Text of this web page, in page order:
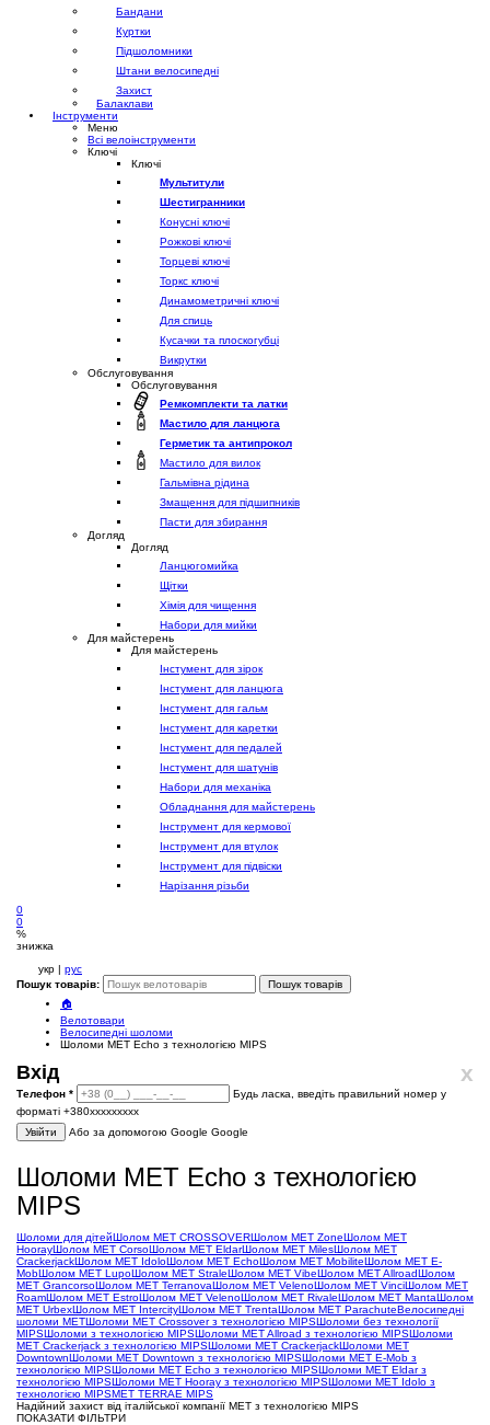
Бандани
Куртки
Підшоломники
Штани велосипедні
Захист
Балаклави
Інструменти
Меню
Всі велоінструменти
Ключі
Ключі
Мультитули
Шестигранники
Конусні ключі
Рожкові ключі
Торцеві ключі
Торкс ключі
Динамометричні ключі
Для спиць
Кусачки та плоскогубці
Викрутки
Обслуговування
Обслуговування
Ремкомплекти та латки
Мастило для ланцюга
Герметик та антипрокол
Мастило для вилок
Гальмівна рідина
Змащення для підшипників
Пасти для збирання
Догляд
Догляд
Ланцюгомийка
Щітки
Хімія для чищення
Набори для мийки
Для майстерень
Для майстерень
Інстумент для зірок
Інстумент для ланцюга
Інстумент для гальм
Інстумент для каретки
Інстумент для педалей
Інстумент для шатунів
Набори для механіка
Обладнання для майстерень
Інструмент для кермової
Інструмент для втулок
Інструмент для підвіски
Нарізання різьби
0
0
%
знижка
укр | рус
Пошук товарів:
Пошук товарів
🏠
Велотовари
Велосипедні шоломи
Шоломи MET Echo з технологією MIPS
x
Вхід
Телефон *
Будь ласка, введіть правильний номер у
форматі +380ххххххххх
Увійти
Або за допомогою Google Google
Шоломи MET Echo з технологією
MIPS
Шоломи для дітейШолом MET CROSSOVERШолом MET ZoneШолом MET
HoorayШолом MET CorsoШолом MET EldarШолом MET MilesШолом MET
CrackerjackШолом MET IdoloШолом MET EchoШолом MET MobiliteШолом MET E-
MobШолом MET LupoШолом MET StraleШолом MET VibeШолом MET AllroadШолом
MET GrancorsoШолом MET TerranovaШолом MET VelenoШолом MET VinciШолом MET
RoamШолом MET EstroШолом MET VelenoШолом MET RivaleШолом MET MantaШолом
MET UrbexШолом MET IntercityШолом MET TrentaШолом MET ParachuteВелосипедні
шоломи METШоломи MET Crossover з технологією MIPSШоломи без технології
MIPSШоломи з технологією MIPSШоломи MET Allroad з технологією MIPSШоломи
MET Crackerjack з технологією MIPSШоломи MET CrackerjackШоломи MET
DowntownШоломи MET Downtown з технологією MIPSШоломи MET E-Mob з
технологією MIPSШоломи MET Echo з технологією MIPSШоломи MET Eldar з
технологією MIPSШоломи MET Hooray з технологією MIPSШоломи MET Idolo з
технологією MIPSMET TERRAE MIPS
Надійний захист від італійської компанії МЕТ з технологією MIPS
ПОКАЗАТИ ФІЛЬТРИ